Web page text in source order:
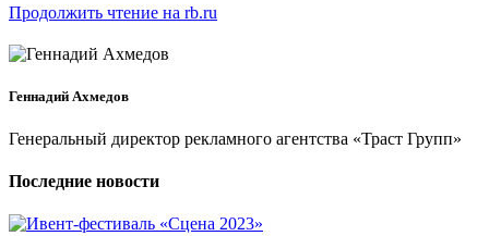
Продолжить чтение на rb.ru
Геннадий Ахмедов
Генеральный директор рекламного агентства «Траст Групп»
Последние новости